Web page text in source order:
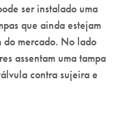
ser instalado uma
que ainda estejam
do mercado. No lado
assentam uma tampa
contra sujeira e